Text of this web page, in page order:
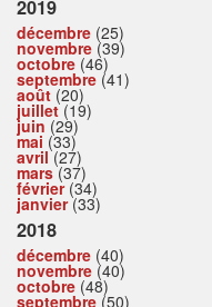
2019
décembre (25)
novembre (39)
octobre (46)
septembre (41)
août (20)
juillet(19)
juin (29)
mai (33)
avril(27)
mars(37)
février(34)
janvier(33)
2018
décembre (40)
novembre (40)
octobre (48)
septembre (50)